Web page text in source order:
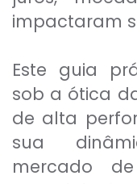
impactaram
Este guia
sob a ótica
de alta
sua
mercado